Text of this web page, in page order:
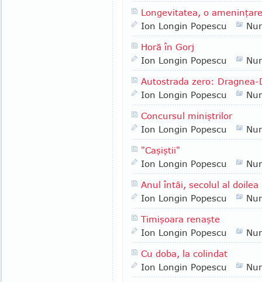
Longevitatea, o ameninţare
Ion Longin Popescu
Horă în Gorj
Ion Longin Popescu
Autostrada zero: Dragnea-
Ion Longin Popescu
Concursul miniştrilor
Ion Longin Popescu
"Caşiştii"
Ion Longin Popescu
Anul întâi, secolul al doilea
Ion Longin Popescu
Timişoara renaşte
Ion Longin Popescu
Cu doba, la colindat
Ion Longin Popescu